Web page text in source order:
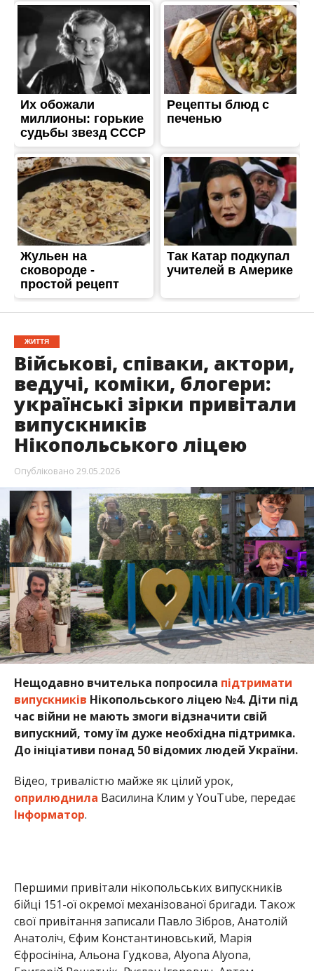
ЖИТТЯ
Військові, співаки, актори,
ведучі, коміки, блогери:
українські зірки привітали
випускників
Нікопольського ліцею
Опубліковано 29.05.2026
Нещодавно вчителька попросила підтримати
випускників Нікопольського ліцею №4. Діти під
час війни не мають змоги відзначити свій
випускний, тому їм дуже необхідна підтримка.
До ініціативи понад 50 відомих людей України.
Відео, тривалістю майже як цілий урок,
оприлюднила Василина Клим у YouTube, передає
Інформатор.
Першими привітали нікопольських випускників
бійці 151-ої окремої механізованої бригади. Також
свої привітання записали Павло Зібров, Анатолій
Анатоліч, Єфим Константиновський, Марія
Єфросініна, Альона Гудкова, Alyona Alyona,